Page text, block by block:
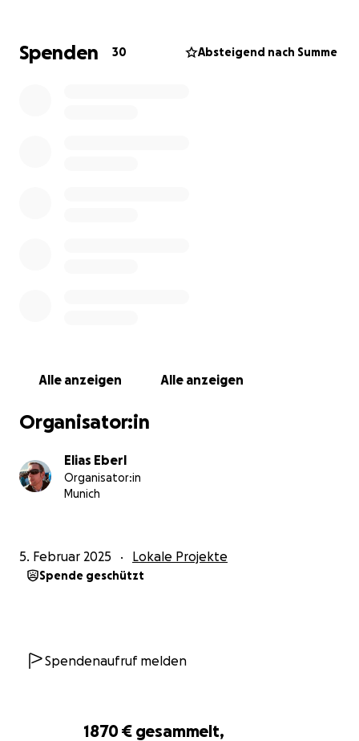
1870 € gesammelt,
Modernisierung. Ohne diese dringend notwendigen
Reparaturen ist die Zukunft des Lagers in Gefahr.
Vielen Dank für deine Unterstützung!
Das Team des Walchenseecamps
Spenden 30 Absteigend nach Summe
Alle anzeigen Alle anzeigen
Organisator:in
Elias Eberl
Organisator:in
Munich
5. Februar 2025 Lokale Projekte
Spende geschützt
Spendenaufruf melden